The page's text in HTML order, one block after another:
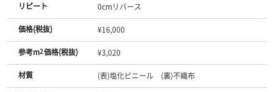
リピート 0cmリバース
価格(税抜) ¥16,000
参考m2価格(税抜) ¥3,020
材質 (表)塩化ビニール (裏)不織布